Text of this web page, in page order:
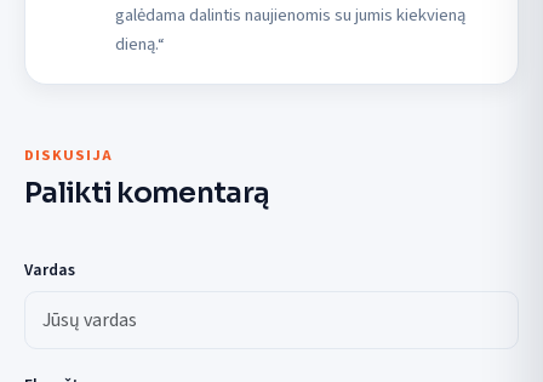
galėdama dalintis naujienomis su jumis kiekvieną
dieną.“
DISKUSIJA
Palikti komentarą
Vardas